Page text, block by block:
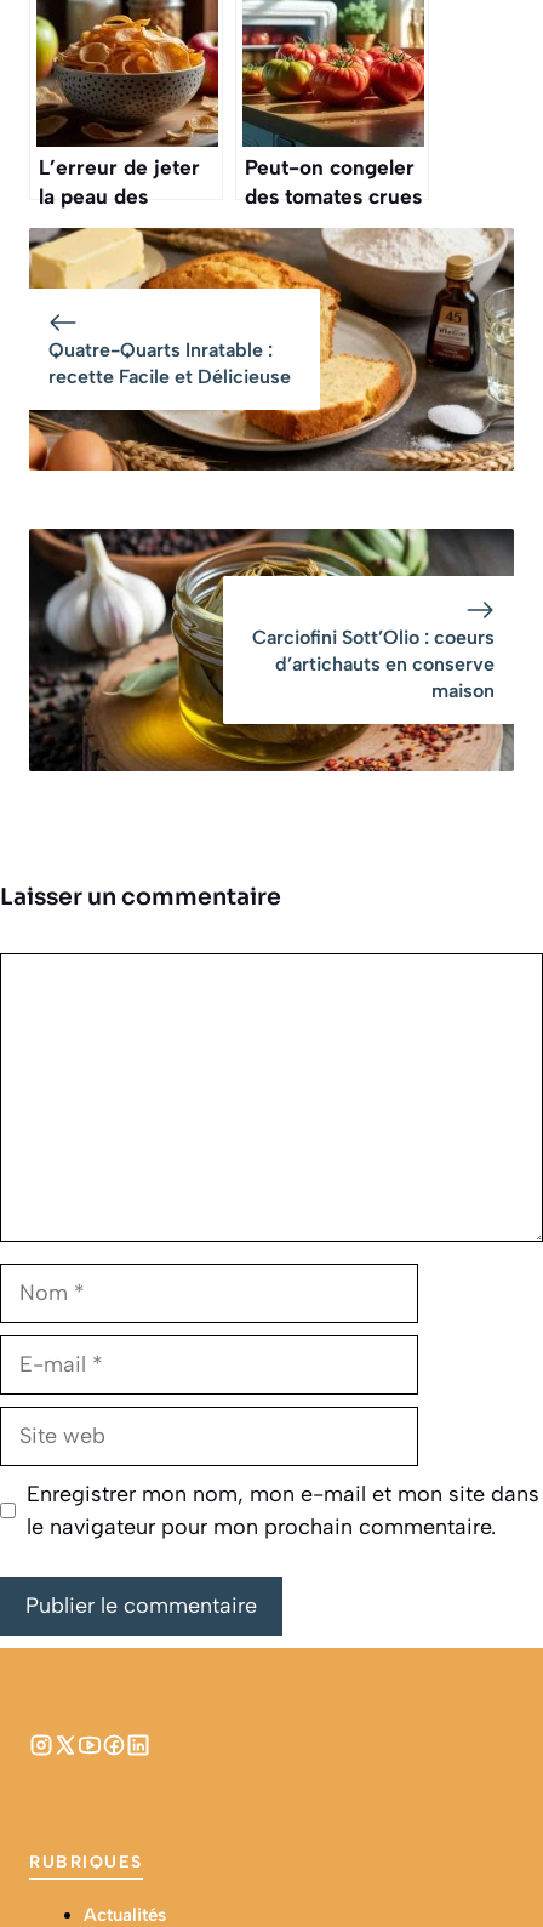
L’erreur de jeter
la peau des
pommes, alors
qu’on peut en
faire des chips
Peut-on congeler
des tomates crues
? Astuce anti-
gaspi à connaître
Quatre-Quarts Inratable :
recette Facile et Délicieuse
Carciofini Sott’Olio : coeurs
d’artichauts en conserve
maison
Laisser un commentaire
Nom
E-
Site
Enregistrer mon nom, mon e-mail et mon site dans
le navigateur pour mon prochain commentaire.
RUBRIQUES
Actualités